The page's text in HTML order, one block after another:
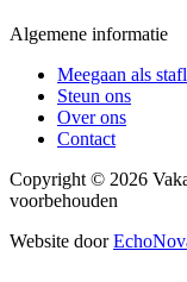
Algemene informatie
Meegaan als
Steun ons
Over ons
Contact
Copyright © 2026
voorbehouden
Website door